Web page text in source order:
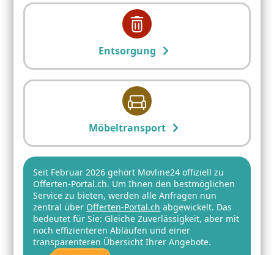
Entsorgung
Möbeltransport
Seit Februar 2026 gehört Movline24 offiziell zu
Offerten-Portal.ch. Um Ihnen den bestmöglichen
Service zu bieten, werden alle Anfragen nun
zentral über Offerten-Portal.ch abgewickelt. Das
bedeutet für Sie: Gleiche Zuverlässigkeit, aber mit
noch effizienteren Abläufen und einer
transparenteren Übersicht Ihrer Angebote.